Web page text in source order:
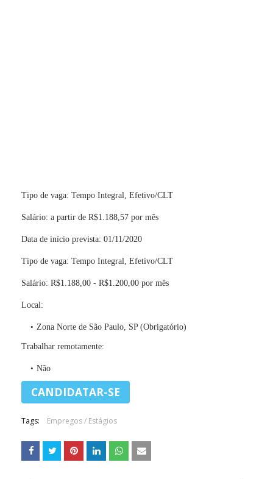
Tipo de vaga: Tempo Integral, Efetivo/CLT
Salário: a partir de R$1.188,57 por mês
Data de início prevista: 01/11/2020
Tipo de vaga: Tempo Integral, Efetivo/CLT
Salário: R$1.188,00 - R$1.200,00 por mês
Local:
Zona Norte de São Paulo, SP (Obrigatório)
Trabalhar remotamente:
Não
Tags: Empregos / Estágios